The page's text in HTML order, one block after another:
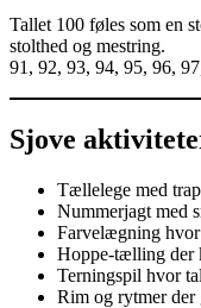
Tallet 100 føles som en
stolthed og mestring.
91, 92, 93, 94, 95, 96,
Sjove
Tællelege med
Nummerjagt med
Farvelægning
Hoppe-tælling der
Terningspil hvor
Rim og rytmer der